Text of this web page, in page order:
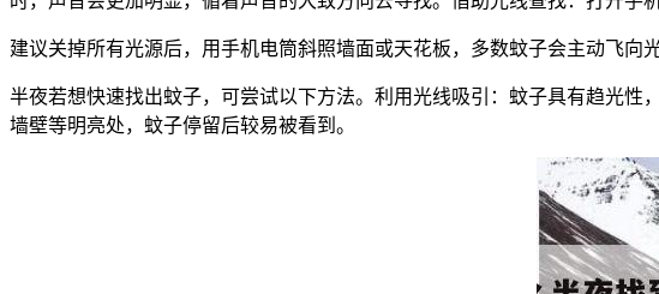
建议关掉所有光源后，用手机电筒斜照墙面或天花板，多数蚊子会主动飞向
半夜若想快速找出蚊子，可尝试以下方法。利用光线吸引：蚊子具有趋光
墙壁等明亮处，蚊子停留后较易被看到。